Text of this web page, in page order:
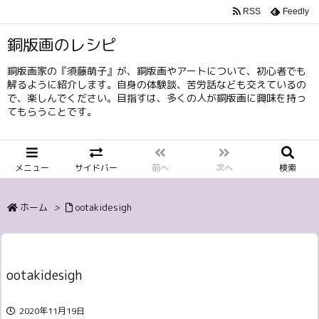
銅版画のレシピ
銅版画家の『須藤萌子』が、銅版画やアートについて、初心者でも
解るように紹介します。自身の体験談、苦労話なども交えているの
で、楽しんでください。目指すは、多くの人が銅版画に興味を持っ
てもらうことです。
メニュー サイドバー 前へ 次へ 検索
RSS Feedly
ホーム > ootakidesigh
ootakidesigh
2020年11月19日